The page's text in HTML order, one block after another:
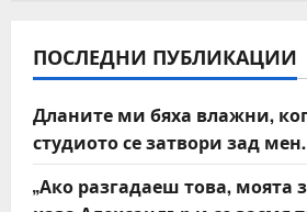
v
i
g
ПОСЛЕДНИ ПУБЛИКАЦИИ
Дланите ми бяха влажни,
студиото се затвори зад мен.
„Ако разгадаеш това, моята